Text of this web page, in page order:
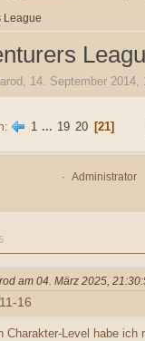
League
14. September 2014,
1 ... 19 20 21
Administrator
am 04. März 2025,
16
Charakter-Level habe ich